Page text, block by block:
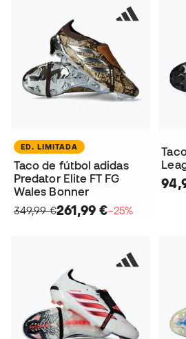
ED. LIMITADA
Taco de fútbol adidas
Predator Elite FT FG
Wales Bonner
349,99 €261,99 €−25%